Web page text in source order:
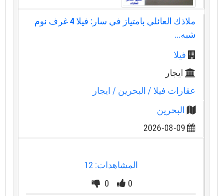
ملاذك العائلي بامتياز في سار: فيلا 4 غرف نوم
شبه...
فيلا
ايجار
عقارات فيلا/ البحرين/ ايجار
البحرين
2026-08-09
المشاهدات: 12
0
0